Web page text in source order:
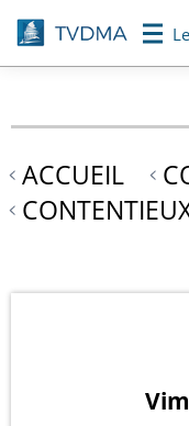
Aller
au
contenu
ACCUEIL